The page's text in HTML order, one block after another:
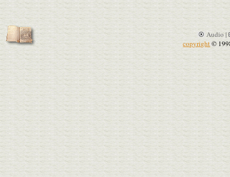
Audio |
copyright©